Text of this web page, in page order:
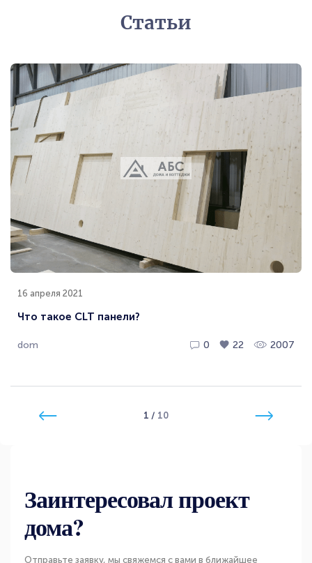
Статьи
16 апреля 2021
Что такое CLT панели?
dom 0 22 2007
1 / 10
Заинтересовал проект
дома?
Отправьте заявку, мы свяжемся с вами в ближайшее